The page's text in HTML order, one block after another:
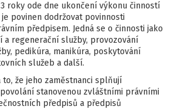
roky ode dne ukončení výkonu činností
povinen dodržovat povinnosti
předpisem. Jedná se o činnosti jako
a regenerační služby, provozování
pedikúra, manikúra, poskytování
služeb a další.
že jeho zaměstnanci splňují
stanovenou zvláštními právními
předpisů a předpisů